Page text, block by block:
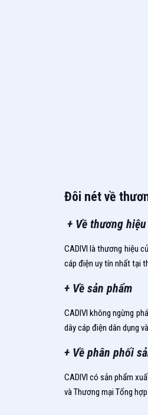
Đôi nét về
+ Về thương hiệu
CADIVI là thương hiệu
cáp điện uy tín nhất tại
+ Về sản phẩm
CADIVI không ngừng
dây cáp điện dân dụng
+ Về phân phối
CADIVI có sản phẩm
và Thương mại Tổng